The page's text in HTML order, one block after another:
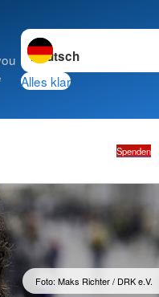
Sprache wechseln zu
Alles klar
Spenden
Foto: Maks Richter / DRK e.V.